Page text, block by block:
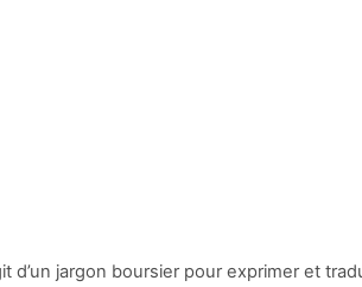
jargon boursier pour exprimer et